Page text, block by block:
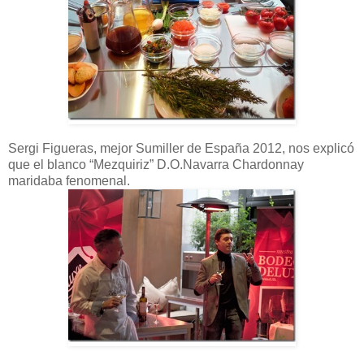
Sergi Figueras, mejor Sumiller de España 2012, nos explicó
que el blanco “Mezquiriz” D.O.Navarra Chardonnay
maridaba fenomenal.